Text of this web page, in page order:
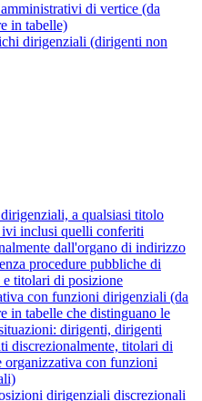
di vertice (da
in tabelle)
dirigenziali (dirigenti non
a qualsiasi titolo
inclusi quelli conferiti
dall'organo di indirizzo
procedure pubbliche di
e titolari di posizione
con funzioni dirigenziali (da
in tabelle che distinguano le
dirigenti, dirigenti
discrezionalmente, titolari di
organizzativa con funzioni
dirigenziali discrezionali